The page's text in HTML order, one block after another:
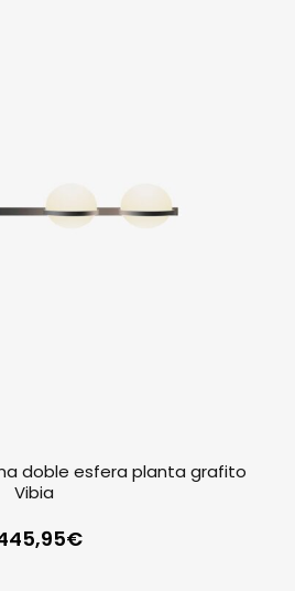
doble esfera planta grafito
Vibia
€